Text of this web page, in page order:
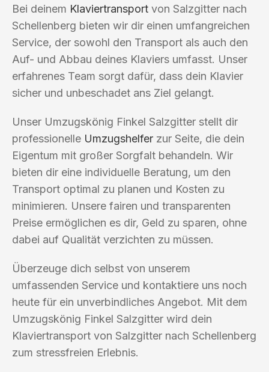
Bei deinem Klaviertransport von Salzgitter nach
Schellenberg bieten wir dir einen umfangreichen
Service, der sowohl den Transport als auch den
Auf- und Abbau deines Klaviers umfasst. Unser
erfahrenes Team sorgt dafür, dass dein Klavier
sicher und unbeschadet ans Ziel gelangt.
Unser Umzugskönig Finkel Salzgitter stellt dir
professionelle Umzugshelfer zur Seite, die dein
Eigentum mit großer Sorgfalt behandeln. Wir
bieten dir eine individuelle Beratung, um den
Transport optimal zu planen und Kosten zu
minimieren. Unsere fairen und transparenten
Preise ermöglichen es dir, Geld zu sparen, ohne
dabei auf Qualität verzichten zu müssen.
Überzeuge dich selbst von unserem
umfassenden Service und kontaktiere uns noch
heute für ein unverbindliches Angebot. Mit dem
Umzugskönig Finkel Salzgitter wird dein
Klaviertransport von Salzgitter nach Schellenberg
zum stressfreien Erlebnis.